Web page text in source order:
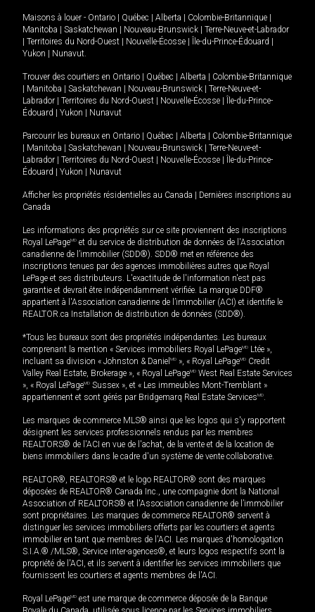
Maisons à louer - Ontario | Québec | Alberta | Colombie-Britannique |
Manitoba | Saskatchewan | Nouveau-Brunswick | Terre-Neuve-et-Labrador
| Territoires du Nord-Ouest | Nouvelle-Écosse | Île-du-Prince-Édouard |
Yukon | Nunavut
Trouver des courtiers en Ontario | Québec | Alberta | Colombie-Britannique
| Manitoba | Saskatchewan | Nouveau-Brunswick | Terre-Neuve-et-
Labrador | Territoires du Nord-Ouest | Nouvelle-Écosse | Île-du-Prince-
Édouard | Yukon | Nunavut
Parcourir les bureaux en Ontario | Québec | Alberta | Colombie-Britannique
| Manitoba | Saskatchewan | Nouveau-Brunswick | Terre-Neuve-et-
Labrador | Territoires du Nord-Ouest | Nouvelle-Écosse | Île-du-Prince-
Édouard | Yukon | Nunavut
Afficher les propriétés résidentielles au Canada | Dernières inscriptions au
Canada
Les informations des propriétés sur ce site proviennent des inscriptions
Royal LePageMD et du service de distribution de données de l'Association
canadienne de l’immobilier (SDD®). SDD® met en référence des
inscriptions tenues par des agences immobilières autres que Royal
LePage et ses distributeurs. L'exactitude de l'information n'est pas
garantie et devrait être indépendamment vérifiée. La marque DDF®
appartient à l'Association canadienne de l’immobilier (ACI) et identifie le
REALTOR.ca Installation de distribution de données (SDD®).
*Tous les bureaux sont des propriétés indépendantes. Les bureaux
comprenant la mention « Services immobiliers Royal LePageMD Ltée »,
incluant sa division « Johnston & Daniel MD », « Royal LePageMD Credit
Valley Real Estate, Brokerage », « Royal LePageMD West Real Estate Services
», « Royal LePageMD Sussex », et « Les immeubles Mont-Tremblant »
appartiennent et sont gérés par Bridgemarq Real Estate ServicesMD
Les marques de commerce MLS® ainsi que les logos qui s'y rapportent
désignent les services professionnels rendus par les membres
REALTORS® de l'ACI en vue de l'achat, de la vente et de la location de
biens immobiliers dans le cadre d'un système de vente collaborative.
REALTOR®, REALTORS® et le logo REALTOR® sont des marques
déposées de REALTOR® Canada Inc., une compagnie dont la National
Association of REALTORS® et l'Association canadienne de l’immobilier
sont propriétaires. Les marques de commerce REALTOR® servent à
distinguer les services immobiliers offerts par les courtiers et agents
immobilier en tant que membres de l'ACI. Les marques d'homologation
S.I.A.® /MLS®, Service inter-agences®, et leurs logos respectifs sont la
propriété de l'ACI, et ils servent à identifier les services immobiliers que
fournissent les courtiers et agents membres de l'ACI.
Royal LePageMD est une marque de commerce déposée de la Banque